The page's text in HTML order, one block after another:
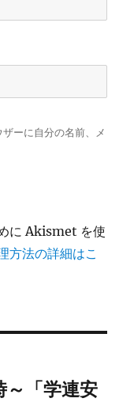
ーに自分の名前、メ
に Akismet を使
方法の詳細はこ
～「学連安